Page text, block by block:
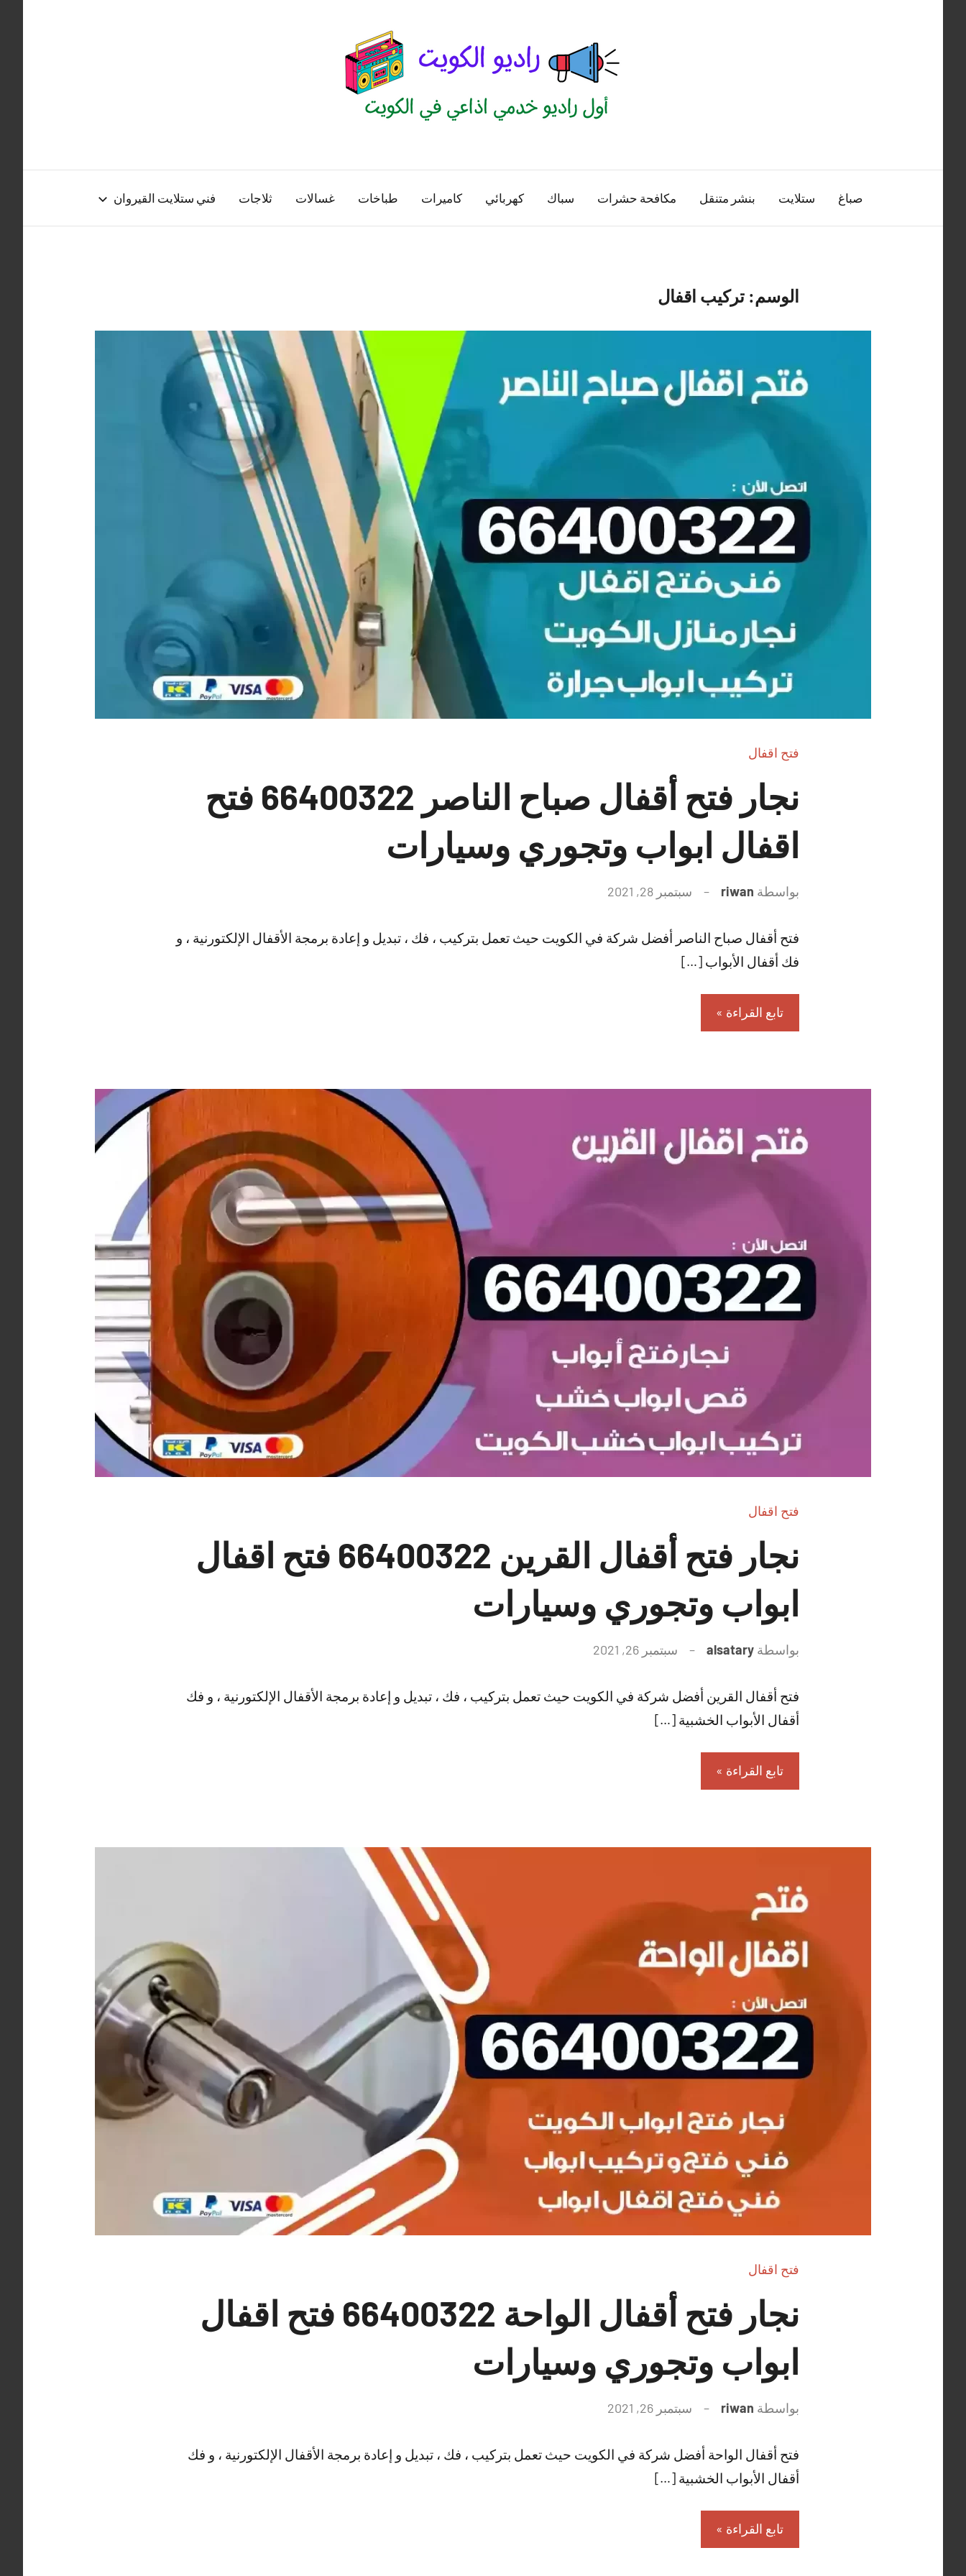
الكويت
منصة
اذاعية
صباغ ستلايت بنشر متنقل مكافحة حشرات سباك كهربائي كاميرات طباخات غسالات ثلاجات فني ستلايت القيروان
الوسم: تركيب اقفال
فتح اقفال
نجار فتح أقفال صباح الناصر 66400322 فتح
اقفال ابواب وتجوري وسيارات
بواسطة riwan سبتمبر 28, 2021
تعليقات
فتح أقفال صباح الناصر أفضل شركة في الكويت حيث تعمل بتركيب ، فك ، تبديل و إعادة برمجة الأقفال الإلكتورنية ، و
فك أقفال الأبواب […]
تابع القراءة
فتح اقفال
نجار فتح أقفال القرين 66400322 فتح اقفال
ابواب وتجوري وسيارات
بواسطة alsatary سبتمبر 26, 2021
تعليقات
فتح أقفال القرين أفضل شركة في الكويت حيث تعمل بتركيب ، فك ، تبديل و إعادة برمجة الأقفال الإلكتورنية ، و فك
أقفال الأبواب الخشبية […]
تابع القراءة
فتح اقفال
نجار فتح أقفال الواحة 66400322 فتح اقفال
ابواب وتجوري وسيارات
بواسطة riwan سبتمبر 26, 2021
تعليقات
فتح أقفال الواحة أفضل شركة في الكويت حيث تعمل بتركيب ، فك ، تبديل و إعادة برمجة الأقفال الإلكتورنية ، و فك
أقفال الأبواب الخشبية […]
تابع القراءة